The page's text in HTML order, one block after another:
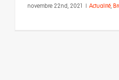
novembre 22nd, 2021 | Actualité,